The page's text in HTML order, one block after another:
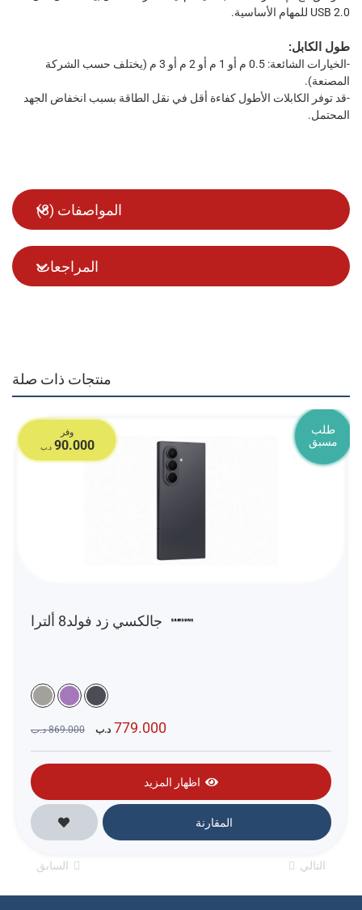
USB 2.0 للمهام الأساسية.
طول الكابل:
-الخيارات الشائعة: 0.5 م أو 1 م أو 2 م أو 3 م (يختلف حسب الشركة
المصنعة).
-قد توفر الكابلات الأطول كفاءة أقل في نقل الطاقة بسبب انخفاض الجهد
المحتمل.
المواصفات (8
)
المراجعات
منتجات ذات صلة
طلب
مسبق
وفر
90.000 د.ب
جالكسي زد فولد8 ألترا
779.000 د.ب 869.000 د.ب
اظهار المزيد
المقارنة
السابق التالي